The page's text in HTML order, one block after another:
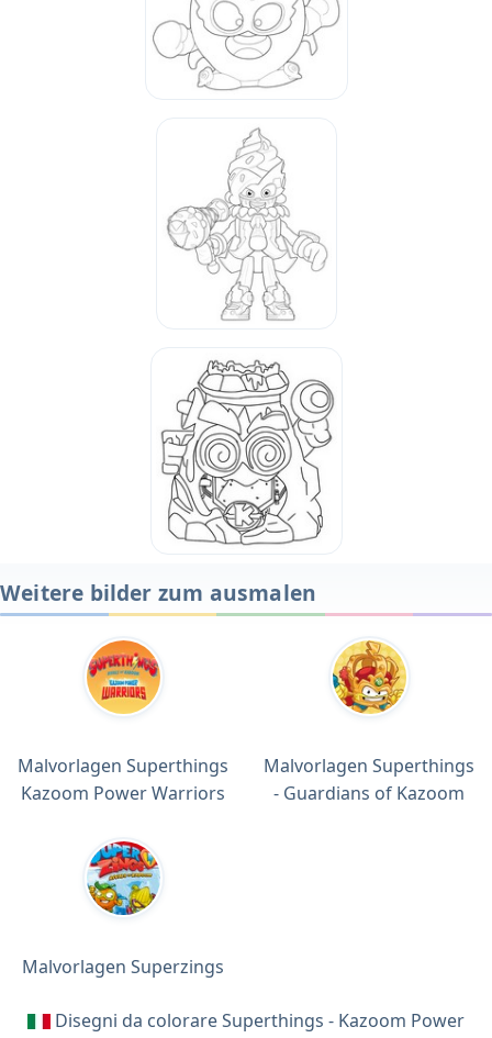
Weitere bilder zum ausmalen
Malvorlagen Superthings
Kazoom Power Warriors
Malvorlagen Superthings
- Guardians of Kazoom
Malvorlagen Superzings
Disegni da colorare Superthings - Kazoom Power